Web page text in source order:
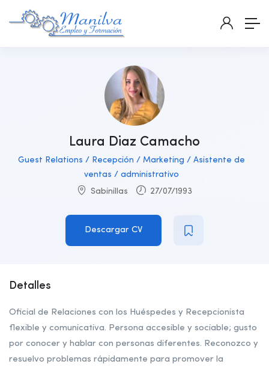
Laura Diaz Camacho
Guest Relations / Recepción / Marketing / Asistente de
ventas / administrativo
Sabinillas
27/07/1993
Descargar CV
Detalles
Oficial de Relaciones con los Huéspedes y Recepcionista
flexible y comunicativa. Persona accesible y sociable; gusto
por conocer y hablar con personas diferentes. Reconozco y
resuelvo problemas rápidamente para promover la